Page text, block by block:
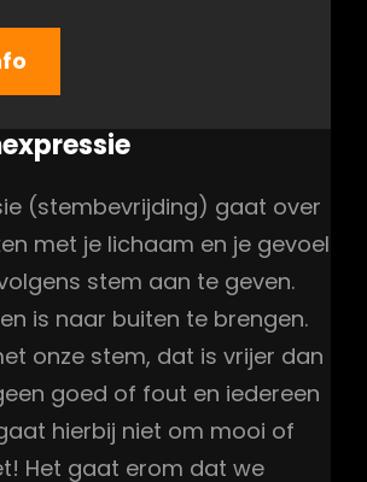
(stembevrijding) gaat over
met je lichaam en je gevoel
stem aan te geven.
is naar buiten te brengen.
onze stem, dat is vrijer dan
goed of fout en iedereen
hierbij niet om mooi of
Het gaat erom dat we